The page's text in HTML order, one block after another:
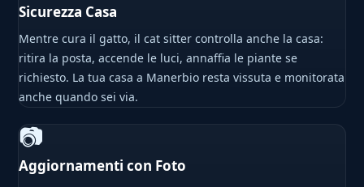
Sicurezza Casa
Mentre cura il gatto, il cat sitter controlla anche la casa:
ritira la posta, accende le luci, annaffia le piante se
richiesto. La tua casa a Manerbio resta vissuta e monitorata
anche quando sei via.
📷
Aggiornamenti con Foto